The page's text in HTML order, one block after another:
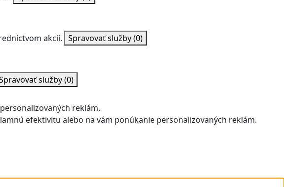
akcií. Spravovať služby(0)
služby(0)
reklám.
efektivitu alebo na vám ponúkanie personalizovaných reklám.